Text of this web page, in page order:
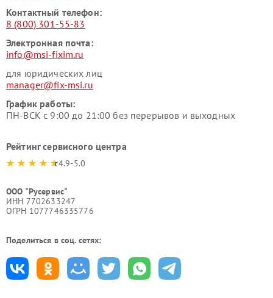
Контактный телефон:
8 (800) 301-55-83
Электронная почта:
info@msi-fixim.ru
для юридических лиц
manager@fix-msi.ru
График работы:
ПН-ВСК с 9:00 до 21:00 без перерывов и выходных
Рейтинг сервисного центра
4.9-5.0
ООО "Русервис"
ИНН 7702633247
ОГРН 1077746335776
Поделиться в соц. сетях: